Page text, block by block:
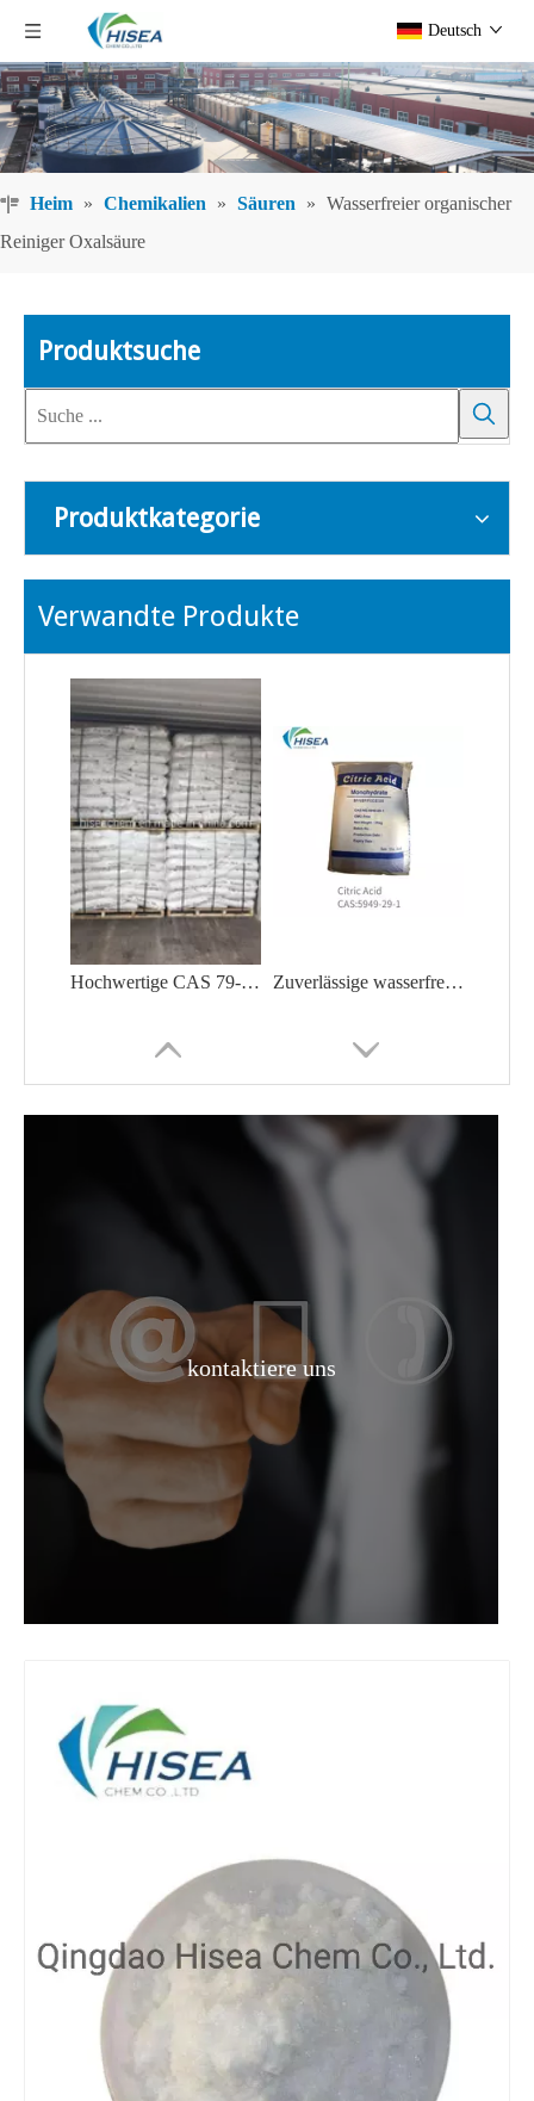
Deutsch
Heim » Chemikalien » Säuren » Wasserfreier organischer
Reiniger Oxalsäure
Produktsuche
Produktkategorie
Verwandte Produkte
Hochwertige CAS 79-11-8 Chloressigsäure zu einem angemessenen Preis im Hot Selling Zuverlässige wasserfreie Zitronensäure/Zitronensäuremonohydrat/Natriumcitrat aus China
Flüssige 68% Rohstoffe Salpetersäure
Lösung Rohstoffe in Industriequalität Salpetersäure
kontaktiere uns